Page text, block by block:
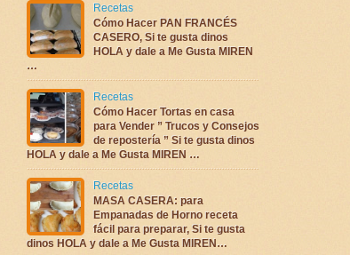
Recetas
Cómo Hacer PAN FRANCÉS
CASERO, Si te gusta dinos
HOLA y dale a Me Gusta MIREN
…
Recetas
Cómo Hacer Tortas en casa
para Vender ” Trucos y Consejos
de repostería ” Si te gusta dinos
HOLA y dale a Me Gusta MIREN …
Recetas
MASA CASERA: para
Empanadas de Horno receta
fácil para preparar, Si te gusta
dinos HOLA y dale a Me Gusta MIREN…